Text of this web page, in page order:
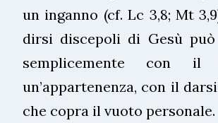
un inganno (cf. Lc 3,8; Mt
dirsi discepoli di Gesù
semplicemente con
un’appartenenza, con il
che copra il vuoto personale.